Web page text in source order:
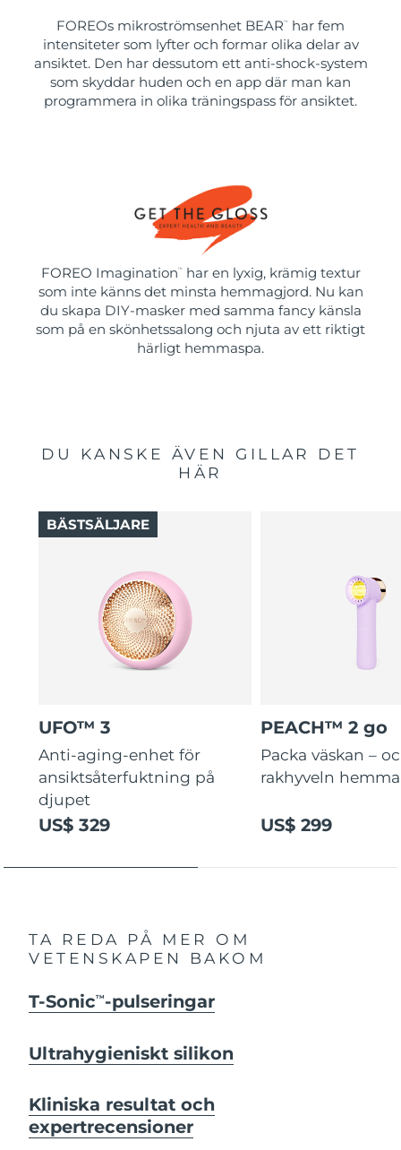
FOREOs mikroströmsenhet BEAR ™
har fem
intensiteter som lyfter och formar olika delar av
ansiktet. Den har dessutom ett anti-shock-system
som skyddar huden och en app där man kan
programmera in olika träningspass för ansiktet.
FOREO Imagination ™
har en lyxig, krämig textur
som inte känns det minsta hemmagjord. Nu kan
du skapa DIY-masker med samma fancy känsla
som på en skönhetssalong och njuta av ett riktigt
härligt hemmaspa.
DU KANSKE ÄVEN GILLAR DET
HÄR
UFO™ 3
Anti-aging-enhet för
ansiktsåterfuktning på
djupet
US$ 329
BÄSTSÄLJARE
PEACH™ 2 go
Packa väskan –
rakhyveln
US$ 299
TA REDA PÅ MER OM
VETENSKAPEN BAKOM
T-SonicTM -pulseringar
Ultrahygieniskt silikon
Kliniska resultat och
expertrecensioner